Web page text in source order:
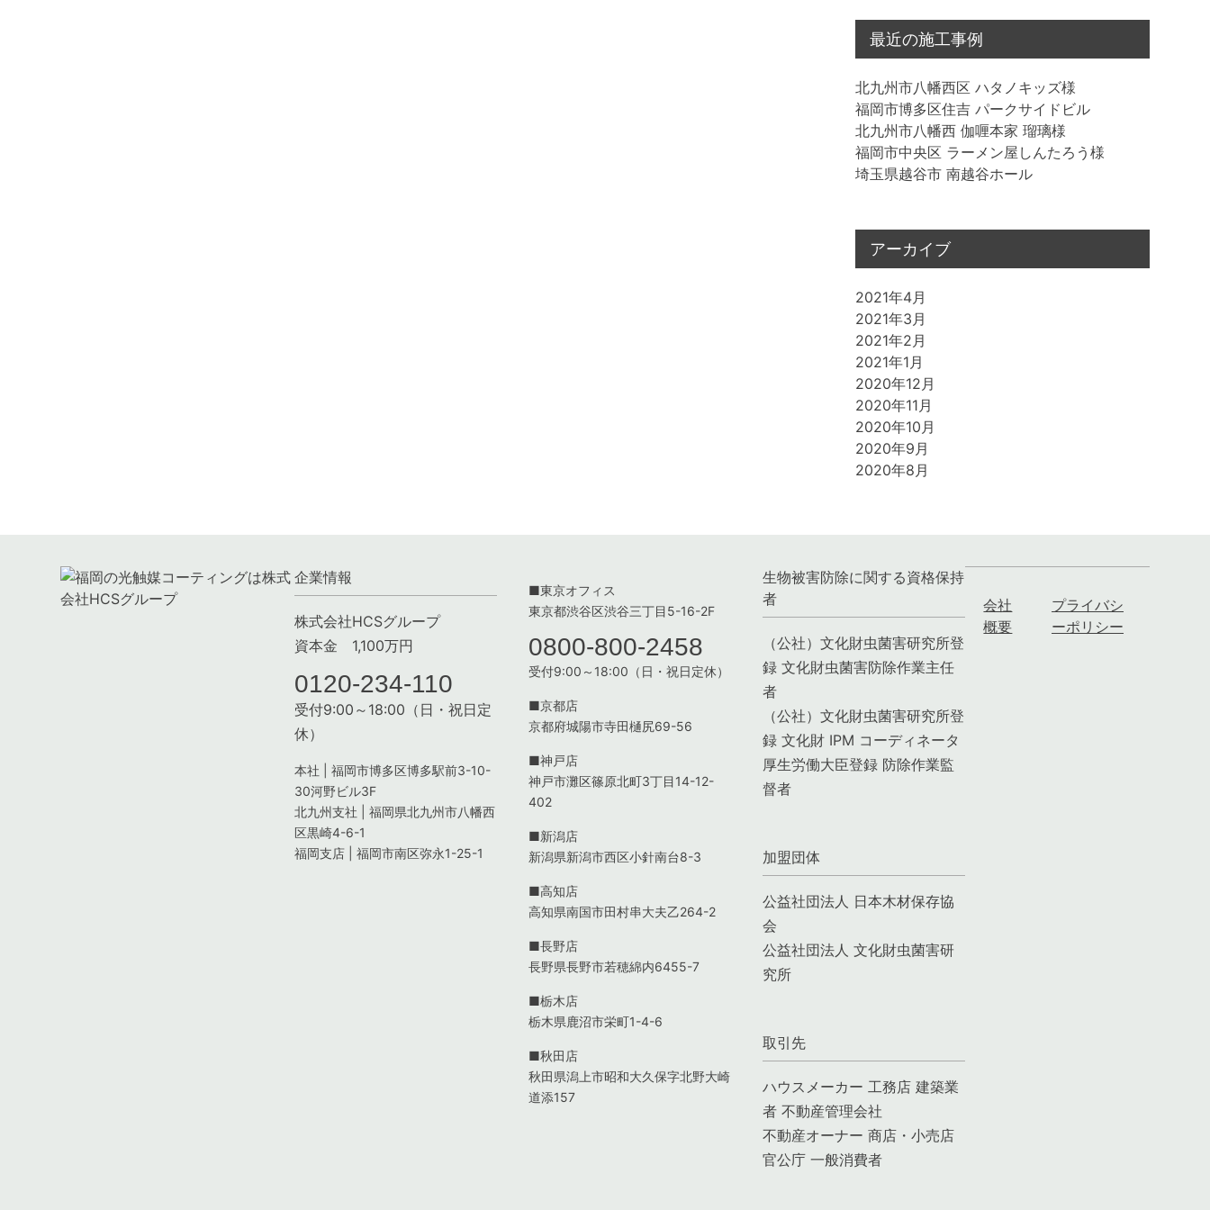
最近の施工事例
北九州市八幡西区 ハタノキッズ様
福岡市博多区住吉 パークサイドビル
北九州市八幡西 伽喱本家 瑠璃様
福岡市中央区 ラーメン屋しんたろう様
埼玉県越谷市 南越谷ホール
アーカイブ
2021年4月
2021年3月
2021年2月
2021年1月
2020年12月
2020年11月
2020年10月
2020年9月
2020年8月
企業情報
株式会社HCSグループ
資本金 1,100万円
0120-234-110
受付9:00～18:00（日・祝日定
休）
本社 | 福岡市博多区博多駅前3-10-
30河野ビル3F
北九州支社 | 福岡県北九州市八幡西
区黒崎4-6-1
福岡支店 | 福岡市南区弥永1-25-1
■東京オフィス
東京都渋谷区渋谷三丁目5-16-2F
0800-800-2458
受付9:00～18:00（日・祝日定休）
■京都店
京都府城陽市寺田樋尻69-56
■神戸店
神戸市灘区篠原北町3丁目14-12-
402
■新潟店
新潟県新潟市西区小針南台8-3
■高知店
高知県南国市田村串大夫乙264-2
■長野店
長野県長野市若穂綿内6455-7
■栃木店
栃木県鹿沼市栄町1-4-6
■秋田店
秋田県潟上市昭和大久保字北野大崎
道添157
生物被害防除に関する資格保持
者
（公社）文化財虫菌害研究所登
録 文化財虫菌害防除作業主任
者
（公社）文化財虫菌害研究所登
録 文化財 IPM コーディネータ
厚生労働大臣登録 防除作業監
督者
加盟団体
公益社団法人 日本木材保存協
会
公益社団法人 文化財虫菌害研
究所
取引先
ハウスメーカー 工務店 建築業
者 不動産管理会社
不動産オーナー 商店・小売店
官公庁 一般消費者
会社
概要
プライバシ
ーポリシー